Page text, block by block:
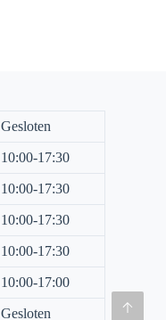
Gesloten
10:00-17:30
10:00-17:30
10:00-17:30
10:00-17:30
10:00-17:00
Gesloten